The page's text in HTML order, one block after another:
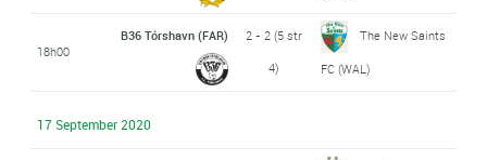
18h00
B36 Tórshavn (FAR)
2 - 2 (5 str
4)
The New Saints
FC (WAL)
17 September 2020